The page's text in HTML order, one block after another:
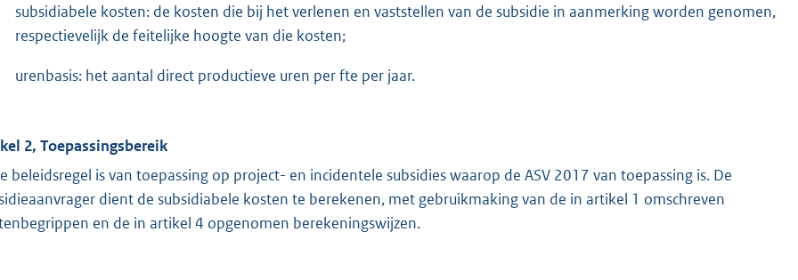
subsidiabele kosten: de kosten die bij het verlenen en vaststellen van de subsidie in aanmerking worden genomen,
respectievelijk de feitelijke hoogte van die kosten;
urenbasis: het aantal direct productieve uren per fte per jaar.
2, Toepassingsbereik
beleidsregel is van toepassing op project- en incidentele subsidies waarop de ASV 2017 van toepassing is. De
dient de subsidiabele kosten te berekenen, met gebruikmaking van de in artikel 1 omschreven
en de in artikel 4 opgenomen berekeningswijzen.